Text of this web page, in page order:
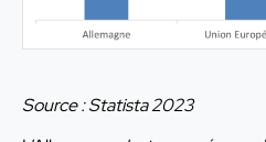
Source : Statista 2023